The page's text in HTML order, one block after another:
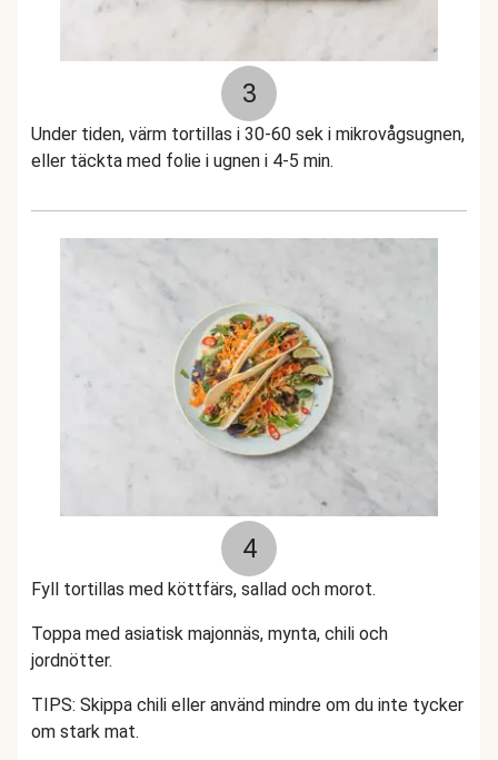
3
Under tiden, värm tortillas i 30-60 sek i mikrovågsugnen,
eller täckta med folie i ugnen i 4-5 min.
4
Fyll tortillas med köttfärs, sallad och morot.
Toppa med asiatisk majonnäs, mynta, chili och
jordnötter.
TIPS: Skippa chili eller använd mindre om du inte tycker
om stark mat.